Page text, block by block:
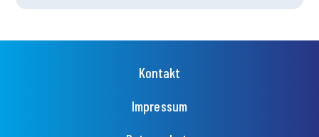
FußzeilenmenüKontakt
Impressum